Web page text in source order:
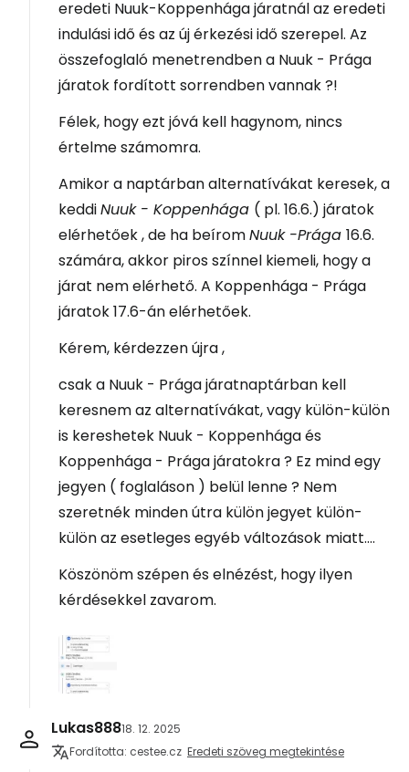
eredeti Nuuk-Koppenhága járatnál az eredeti
indulási idő és az új érkezési idő szerepel. Az
összefoglaló menetrendben a Nuuk - Prága
járatok fordított sorrendben vannak ?!
Félek, hogy ezt jóvá kell hagynom, nincs
értelme számomra.
Amikor a naptárban alternatívákat keresek, a
keddiNuuk - Koppenhága ( pl. 16.6.) járatok
elérhetőek , de ha beíromNuuk -Prága 16.6.
számára, akkor piros színnel kiemeli, hogy a
járat nem elérhető. A Koppenhága - Prága
járatok 17.6-án elérhetőek.
Kérem, kérdezzen újra ,
csak a Nuuk - Prága járatnaptárban kell
keresnem az alternatívákat, vagy külön-külön
is kereshetek Nuuk - Koppenhága és
Koppenhága - Prága járatokra ? Ez mind egy
jegyen ( foglaláson ) belül lenne ? Nem
szeretnék minden útra külön jegyet külön-
külön az esetleges egyéb változások miatt....
Köszönöm szépen és elnézést, hogy ilyen
kérdésekkel zavarom.
Lukas88818. 12. 2025
Fordította: cestee.cz Eredeti szöveg megtekintése